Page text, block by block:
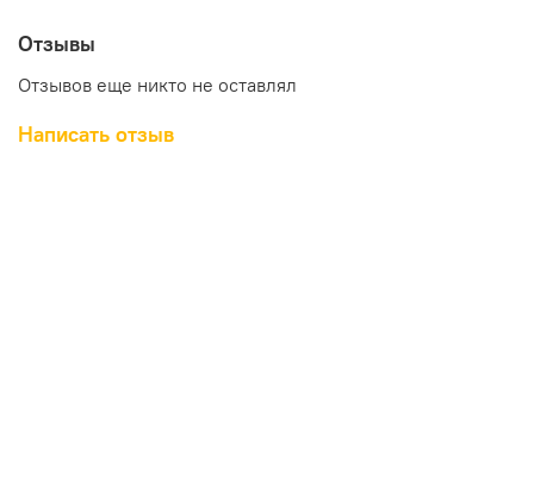
Отзывы
Отзывов еще никто не оставлял
Написать отзыв